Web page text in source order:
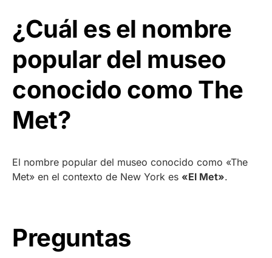
¿Cuál es el nombre
popular del museo
conocido como The
Met?
El nombre popular del museo conocido como «The
Met» en el contexto de New York es «El Met».
Preguntas